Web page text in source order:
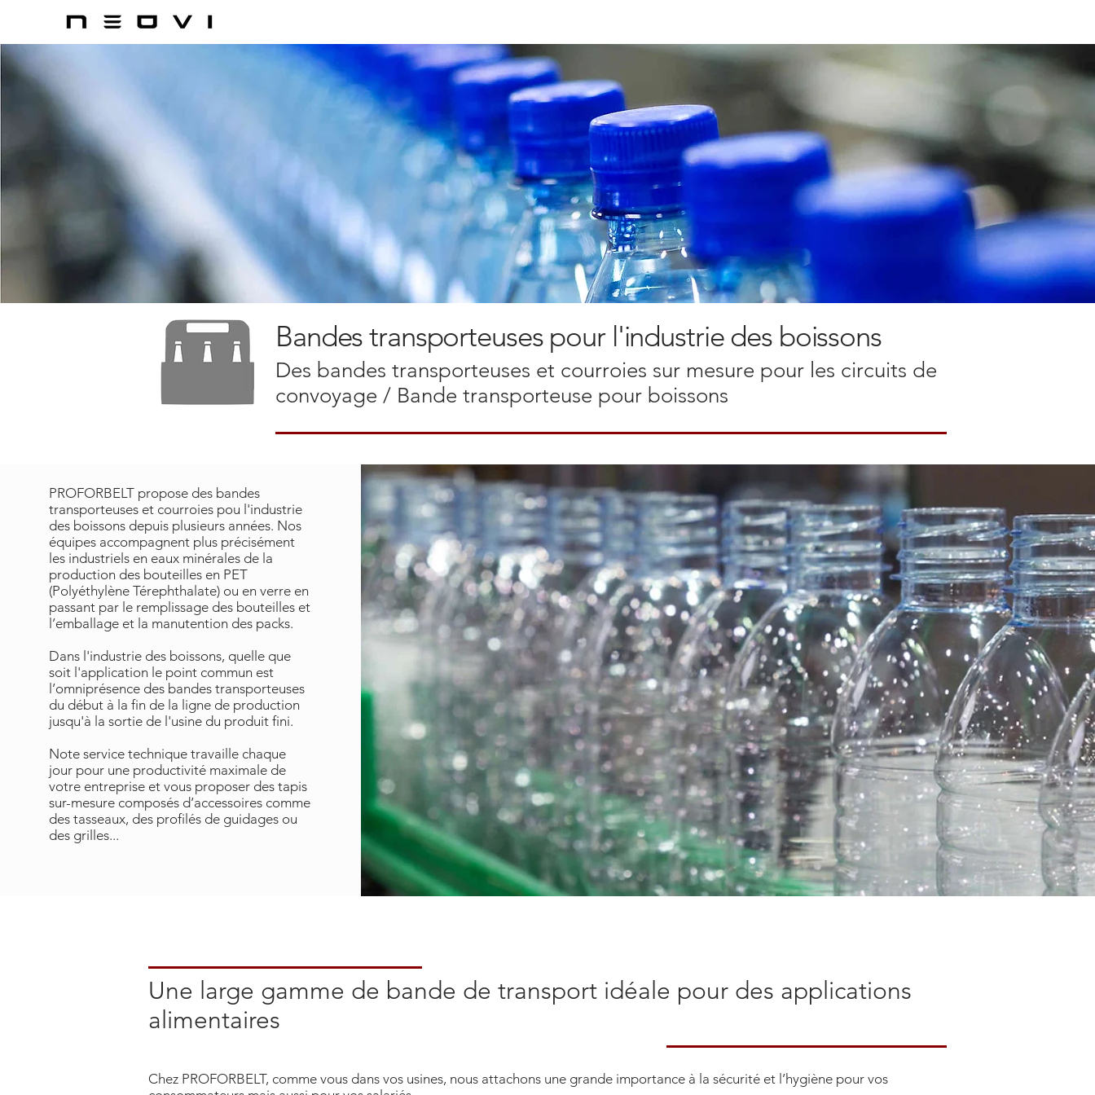
Bandes transporteuses pour l'industrie des boissons
Des bandes transporteuses et courroies sur mesure pour les circuits de
convoyage / Bande transporteuse pour boissons
PROFORBELT propose des bandes
transporteuses et courroies pou l'industrie
des boissons depuis plusieurs années. Nos
équipes accompagnent plus précisément
les industriels en eaux minérales de la
production des bouteilles en PET
(Polyéthylène Térephthalate) ou en verre en
passant par le remplissage des bouteilles et
l’emballage et la manutention des packs.
Dans l'industrie des boissons, quelle que
soit l'application le point commun est
l’omniprésence des bandes transporteuses
du début à la fin de la ligne de production
jusqu'à la sortie de l'usine du produit fini.
Note service technique travaille chaque
jour pour une productivité maximale de
votre entreprise et vous proposer des tapis
sur-mesure composés d’accessoires comme
des tasseaux, des profilés de guidages ou
des grilles...
Une large gamme de bande de transport idéale pour des applications
alimentaires
Chez PROFORBELT, comme vous dans vos usines, nous attachons une grande importance à la sécurité et l’hygiène pour vos